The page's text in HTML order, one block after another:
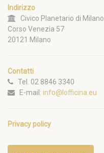
Indirizzo
Civico Planetario di Milano
Corso Venezia 57
20121 Milano
Contatti
Tel. 02 8846 3340
E-mail: info@lofficina.eu
Privacy policy